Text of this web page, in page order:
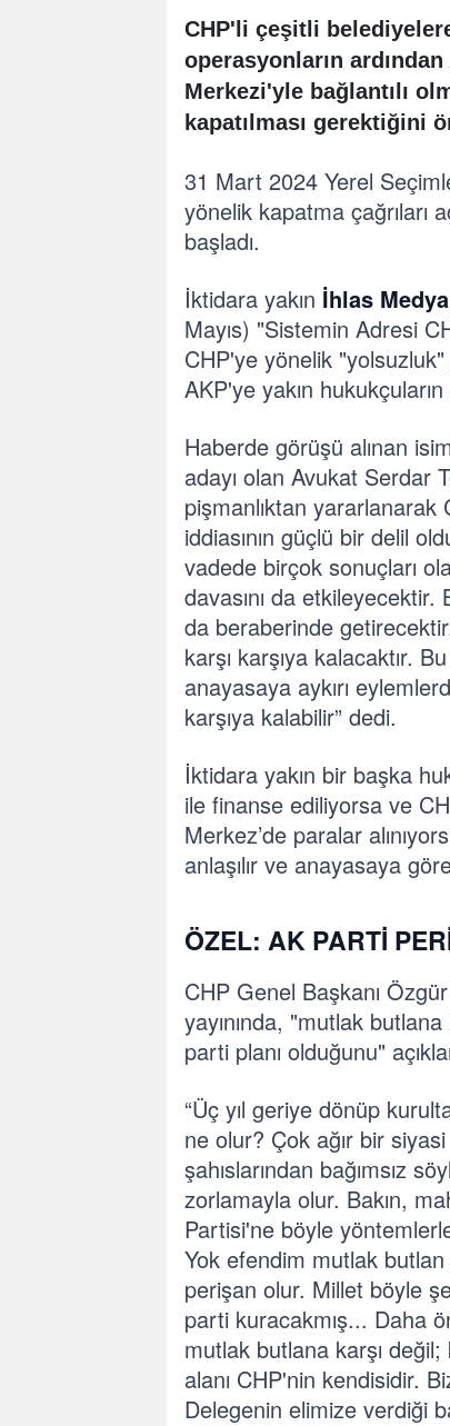
CHP'li çeşitli
operasyonların
Merkezi'yle bağlantılı
kapatılması gerektiğini
31 Mart 2024 Yerel
yönelik kapatma çağrıları
başladı.
İktidara yakın İhlas Medya
Mayıs) "Sistemin Adresi
CHP'ye yönelik
AKP'ye yakın
Haberde görüşü alınan
adayı olan Avukat Serdar
pişmanlıktan
iddiasının güçlü bir delil
vadede birçok sonuçları
davasını da
da beraberinde
karşı karşıya kalacaktır.
anayasaya aykırı
karşıya kalabilir” dedi.
İktidara yakın bir başka
ile finanse ediliyorsa ve
Merkez’de paralar
anlaşılır ve anayasaya
ÖZEL: AK PARTİ
CHP Genel Başkanı
yayınında, "mutlak
parti planı olduğunu"
“Üç yıl geriye dönüp
ne olur? Çok ağır bir
şahıslarından bağımsız
zorlamayla olur. Bakın,
Partisi'ne böyle
Yok efendim mutlak
perişan olur. Millet böyle
parti kuracakmış... Daha
mutlak butlana karşı
alanı CHP'nin kendisidir.
Delegenin elimize verdiği